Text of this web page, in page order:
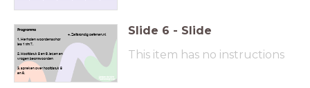
Programma
1. Herhalen woordenschat
les 1 t/m 7.
2. Hoofdstuk 8 en 9. lezen en
vragen beantwoorden
3. spreken over hoofdstuk 8
en 9.
+. Zelfstandig oefenen.nl Slide 6 - Slide
This item has no instructions